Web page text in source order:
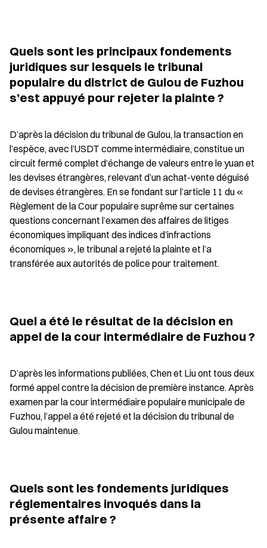
Quels sont les principaux fondements
juridiques sur lesquels le tribunal
populaire du district de Gulou de Fuzhou
s’est appuyé pour rejeter la plainte ?
D’après la décision du tribunal de Gulou, la transaction en
l’espèce, avec l’USDT comme intermédiaire, constitue un
circuit fermé complet d’échange de valeurs entre le yuan et
les devises étrangères, relevant d’un achat-vente déguisé
de devises étrangères. En se fondant sur l’article 11 du «
Règlement de la Cour populaire suprême sur certaines
questions concernant l’examen des affaires de litiges
économiques impliquant des indices d’infractions
économiques », le tribunal a rejeté la plainte et l’a
transférée aux autorités de police pour traitement.
Quel a été le résultat de la décision en
appel de la cour intermédiaire de Fuzhou ?
D’après les informations publiées, Chen et Liu ont tous deux
formé appel contre la décision de première instance. Après
examen par la cour intermédiaire populaire municipale de
Fuzhou, l’appel a été rejeté et la décision du tribunal de
Gulou maintenue.
Quels sont les fondements juridiques
réglementaires invoqués dans la
présente affaire ?